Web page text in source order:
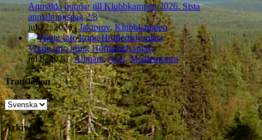
Anmälda hundar till Klubbkampen 2026. Sista
anmälningsdag 2/8
jul 12, 2026|Jaktprov,Klubbkampen
Viktig info kring Höftledsdysplasi
jul 8, 2026|Allmänt,Avel,Medlemsinfo
Translation
Arkiv